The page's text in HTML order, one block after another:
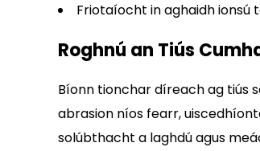
Friotaíocht in aghaidh ionsú
Roghnú an Tiús
Bíonn tionchar díreach ag tiús
abrasion níos fearr,
solúbthacht a laghdú agus